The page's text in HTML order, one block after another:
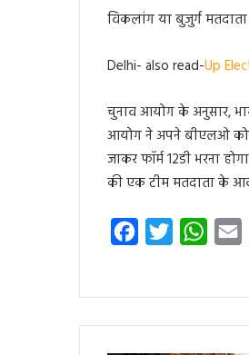
विकलांग या बुजुर्ग
Delhi- also read-Up
चुनाव आयोग के अनुसार,
आयोग ने अपने बीएलओ को
जाकर फॉर्म 12डी भरना
की एक टीम मतदाता के
W